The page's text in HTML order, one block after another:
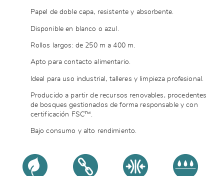
Papel de doble capa, resistente y absorbente.
Disponible en blanco o azul.
Rollos largos: de 250 m a 400 m.
Apto para contacto alimentario.
Ideal para uso industrial, talleres y limpieza profesional.
Producido a partir de recursos renovables, procedentes
de bosques gestionados de forma responsable y con
certificación FSC™.
Bajo consumo y alto rendimiento.